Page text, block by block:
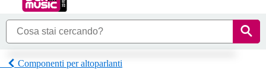
Componenti per altoparlanti